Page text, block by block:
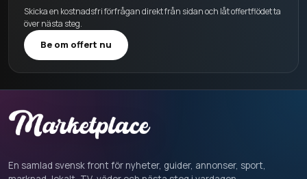
Skicka en kostnadsfri förfrågan direkt från sidan och låt offertflödet ta
över nästa steg.
Be om offert nu
En samlad svensk front för nyheter, guider, annonser, sport,